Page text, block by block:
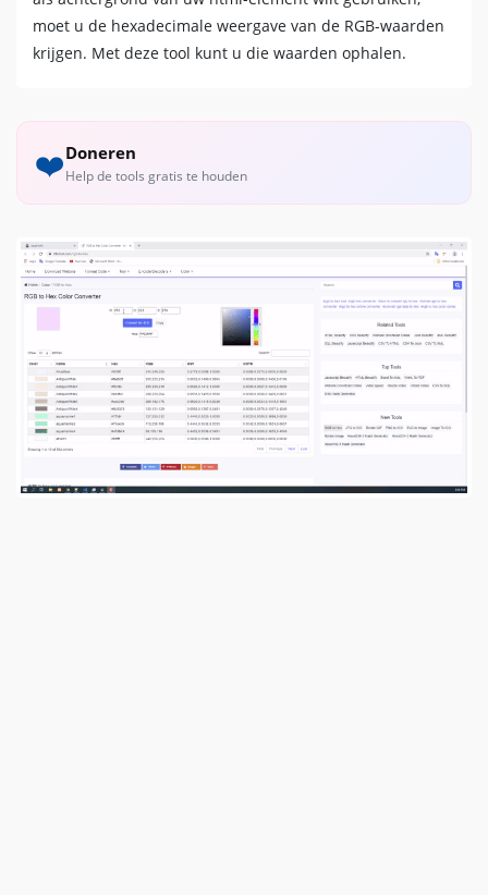
moet u de hexadecimale weergave van de RGB-waarden
krijgen. Met deze tool kunt u die waarden ophalen.
❤️Doneren
Help de tools gratis te houden